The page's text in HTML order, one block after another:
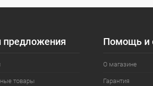
товары
Помощь и
О магазине
Гарантия